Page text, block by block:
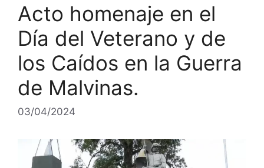
Acto homenaje en el
Día del Veterano y de
los Caídos en la Guerra
de Malvinas.
03/04/2024